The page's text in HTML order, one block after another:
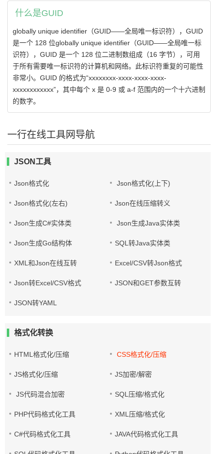
什么是GUID
globally unique identifier（GUID——全局唯一标识符），GUID
是一个 128 位globally unique identifier（GUID——全局唯一标
识符），GUID 是一个 128 位二进制数组成（16 字节），可用
于所有需要唯一标识符的计算机和网络。此标识符重复的可能性
非常小。GUID 的格式为“xxxxxxxx-xxxx-xxxx-xxxx-
xxxxxxxxxxxx”，其中每个 x 是 0-9 或 a-f 范围内的一个十六进制
的数字。
一行在线工具网导航
JSON工具
Json格式化 Json格式化(上下)
Json格式化(左右) Json在线压缩转义
Json生成C#实体类 Json生成Java实体类
Json生成Go结构体 SQL转Java实体类
XML和Json在线互转 Excel/CSV转Json格式
Json转Excel/CSV格式 JSON和GET参数互转
JSON转YAML
格式化转换
HTML格式化/压缩 CSS格式化/压缩
JS格式化/压缩 JS加密/解密
JS代码混合加密 SQL压缩/格式化
PHP代码格式化工具 XML压缩/格式化
C#代码格式化工具 JAVA代码格式化工具